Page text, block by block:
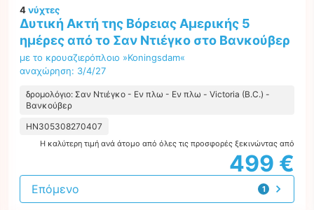
4νύχτες
Δυτική Ακτή της Βόρειας Αμερικής 5
ημέρες από το Σαν Ντιέγκο στο Βανκούβερ
με το κρουαζιερόπλοιο »Koningsdam«
αναχώρηση: 3/4/27
δρομολόγιο: Σαν Ντιέγκο - Εν πλω - Εν πλω - Victoria (B.C.) -
Βανκούβερ
HN305308270407
Η καλύτερη τιμή ανά άτομο από όλες τις προσφορές ξεκινώντας από
499 €
1
προσφορά
Επόμενο